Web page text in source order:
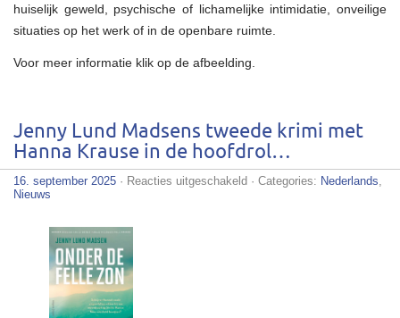
huiselijk geweld, psychische of lichamelijke intimidatie, onveilige
situaties op het werk of in de openbare ruimte.
Voor meer informatie klik op de afbeelding.
Jenny Lund Madsens tweede krimi met
Hanna Krause in de hoofdrol…
16. september 2025 · Reacties uitgeschakeldvoor
· Categories: Nederlands
Nieuws